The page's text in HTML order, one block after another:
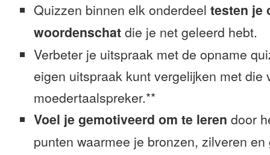
Quizzen binnen elk onderdeel testen je
woordenschat die je net geleerd hebt.
Verbeter je uitspraak met de opname
eigen uitspraak kunt vergelijken met die
moedertaalspreker.**
Voel je gemotiveerd om te leren door
punten waarmee je bronzen, zilveren